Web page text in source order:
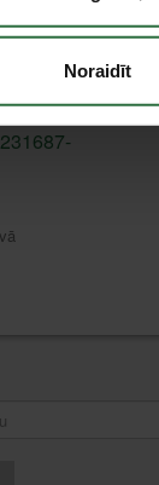
Noraidīt